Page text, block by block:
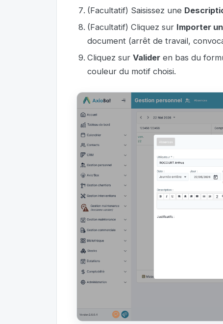
(Facultatif) Saisissez une
(Facultatif) Cliquez sur Importer
document (arrêt de travail,
Cliquez sur Valider en bas du
couleur du motif choisi.